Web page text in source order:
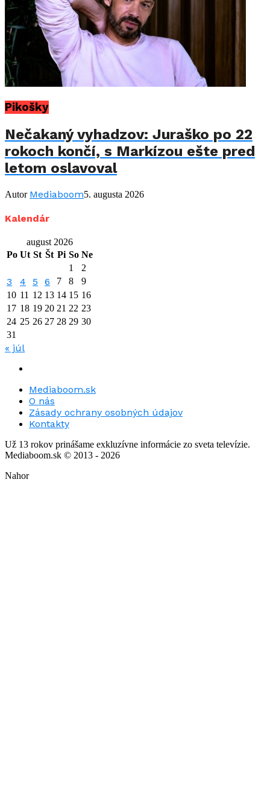
Pikošky
Nečakaný vyhadzov: Juraško po 22
rokoch končí, s Markízou ešte pred
letom oslavoval
Autor Mediaboom5. augusta 2026
Kalendár
august 2026
Po Ut St Št Pi So Ne
1
2
3 4 5 6 7 8
9
10 11 12 13 14 15 16
17 18 19 20 21 22 23
24 25 26 27 28 29 30
31
« júl
Mediaboom.sk
O nás
Zásady ochrany osobných údajov
Kontakty
Už 13 rokov prinášame exkluzívne informácie zo sveta televízie.
Mediaboom.sk © 2013 - 2026
Nahor